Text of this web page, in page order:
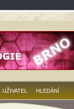
UŽIVATEL HLEDÁNÍ